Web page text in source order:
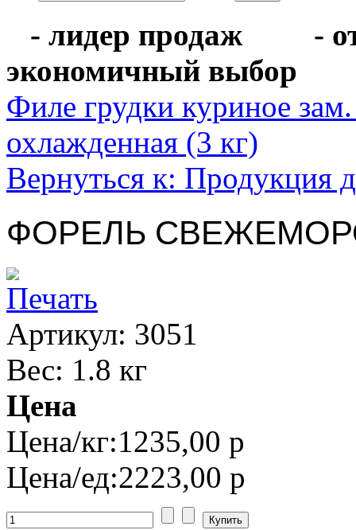
- лидер продаж
-
экономичный
Филе грудки куриное
охлажденная (3 кг)
Вернуться к: Продукция
ФОРЕЛЬ
Артикул: 3051
Вес: 1.8 кг
Цена
Цена/кг:1235,00 р
Цена/ед:2223,00 р